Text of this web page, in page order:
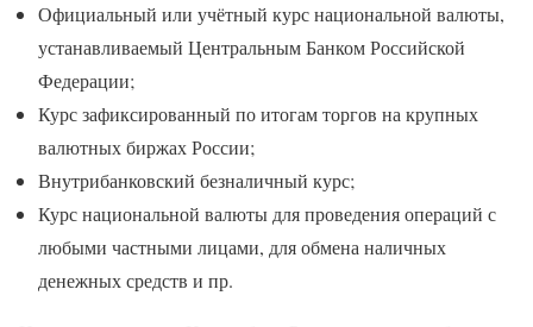
Официальный или учётный курс национальной валюты,
устанавливаемый Центральным Банком Российской
Федерации;
Курс зафиксированный по итогам торгов на крупных
валютных биржах России;
Внутрибанковский безналичный курс;
Курс национальной валюты для проведения операций с
любыми частными лицами, для обмена наличных
денежных средств и пр.